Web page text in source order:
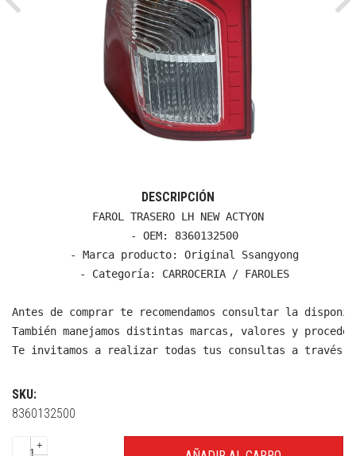
Previous
DESCRIPCIÓN
FAROL TRASERO LH NEW ACTYON
  - OEM: 8360132500
  - Marca producto: Original Ssangyong
  - Categoría: CARROCERIA / FAROLES
Antes de comprar te recomendamos consultar la
También manejamos distintas marcas, valores y
Te invitamos a realizar todas tus consultas a través
SKU:
8360132500
+